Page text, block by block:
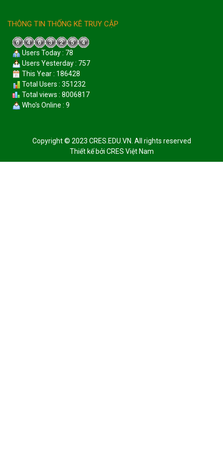
THÔNG TIN THỐNG KÊ TRUY CẬP
Users Today : 78
Users Yesterday : 757
This Year : 186428
Total Users : 351232
Total views : 8006817
Who's Online : 9
Copyright © 2023 CRES.EDU.VN. All rights reserved
Thiết kế bởi CRES Việt Nam